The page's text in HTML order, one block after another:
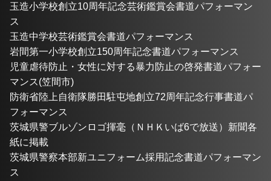
玉造小学校創立10周年記念芸術鑑賞会書道パフォーマン
ス
玉造中学校芸術鑑賞会書道パフォーマンス
岩間第一小学校創立150周年記念書道パフォーマンス
児童虐待防止・女性に対する暴力防止の啓発書道パフォー
マンス(笠間市)
防衛省陸上自衛隊勝田駐屯地創立72周年記念行事書道パ
フォーマンス
茨城県警ブルゾンロゴ揮毫（ＮＨＫいば6で放送）新聞各
紙に掲載
茨城県警察本部新ユニフォーム採用記念書道パフォーマン
ス